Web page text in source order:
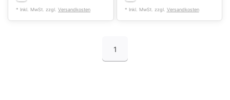
* Inkl. MwSt. zzgl. Versandkosten * Inkl. MwSt. zzgl. Versandkosten
1